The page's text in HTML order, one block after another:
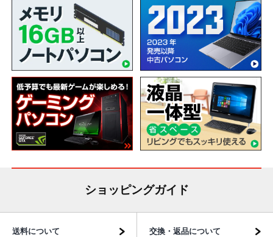
ショッピングガイド
送料について 交換・返品について